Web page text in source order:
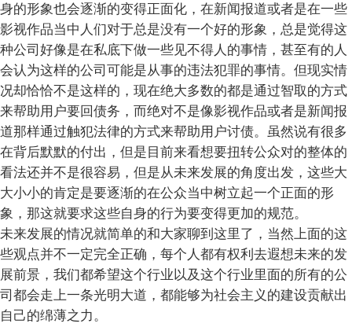
身的形象也会逐渐的变得正面化，在新闻报道或者是在一些
影视作品当中人们对于总是没有一个好的形象，总是觉得这
种公司好像是在私底下做一些见不得人的事情，甚至有的人
会认为这样的公司可能是从事的违法犯罪的事情。但现实情
况却恰恰不是这样的，现在绝大多数的都是通过智取的方式
来帮助用户要回债务，而绝对不是像影视作品或者是新闻报
道那样通过触犯法律的方式来帮助用户讨债。虽然说有很多
在背后默默的付出，但是目前来看想要扭转公众对的整体的
看法还并不是很容易，但是从未来发展的角度出发，这些大
大小小的肯定是要逐渐的在公众当中树立起一个正面的形
象，那这就要求这些自身的行为要变得更加的规范。
未来发展的情况就简单的和大家聊到这里了，当然上面的这
些观点并不一定完全正确，每个人都有权利去遐想未来的发
展前景，我们都希望这个行业以及这个行业里面的所有的公
司都会走上一条光明大道，都能够为社会主义的建设贡献出
自己的绵薄之力。